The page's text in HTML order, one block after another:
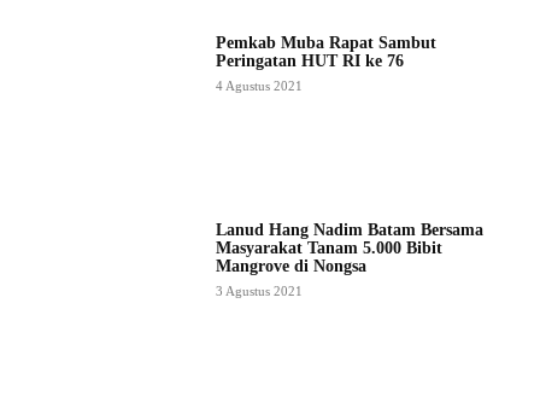
Pemkab Muba Rapat Sambut
Peringatan HUT RI ke 76
4 Agustus 2021
Lanud Hang Nadim Batam Bersama
Masyarakat Tanam 5.000 Bibit
Mangrove di Nongsa
3 Agustus 2021